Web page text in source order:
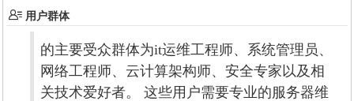
用户群体
的主要受众群体为it运维工程师、系统管理员、
网络工程师、云计算架构师、安全专家以及相
关技术爱好者。 这些用户需要专业的服务器维